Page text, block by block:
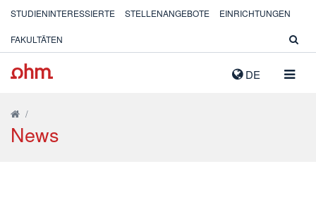
DE
STUDIENINTERESSIERTE STELLENANGEBOTE EINRICHTUNGEN
FAKULTÄTEN
/
News